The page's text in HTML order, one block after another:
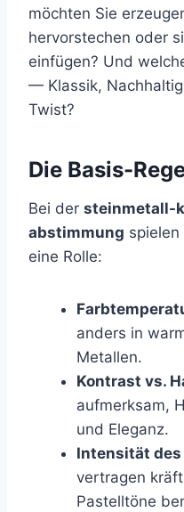
möchten Sie
hervorstechen oder
einfügen? Und
— Klassik,
Twist?
Die Basis-
Bei der steinmetall-
abstimmung spielen
eine Rolle:
anders in
Metallen.
Kontrast vs.
aufmerksam,
und Eleganz.
Intensität des
vertragen
Pastelltöne